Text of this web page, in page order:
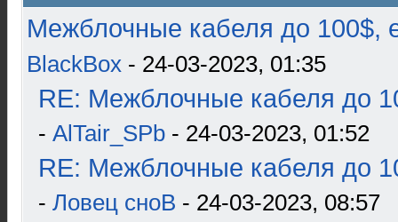
Межблочные кабеля до 100$,
BlackBox - 24-03-2023, 01:35
RE: Межблочные кабеля до
- AlTair_SPb - 24-03-2023, 01:52
RE: Межблочные кабеля до
- Ловец сноВ - 24-03-2023, 08:57